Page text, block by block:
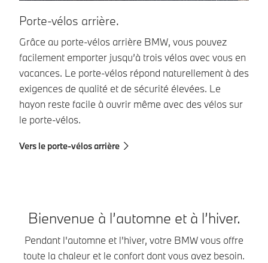
Porte-vélos arrière.
Grâce au porte-vélos arrière BMW, vous pouvez
facilement emporter jusqu’à trois vélos avec vous en
vacances. Le porte-vélos répond naturellement à des
exigences de qualité et de sécurité élevées. Le
hayon reste facile à ouvrir même avec des vélos sur
le porte-vélos.
Vers le porte-vélos arrière
Bienvenue à l’automne et à l’hiver.
Pendant l'automne et l'hiver, votre BMW vous offre
toute la chaleur et le confort dont vous avez besoin.